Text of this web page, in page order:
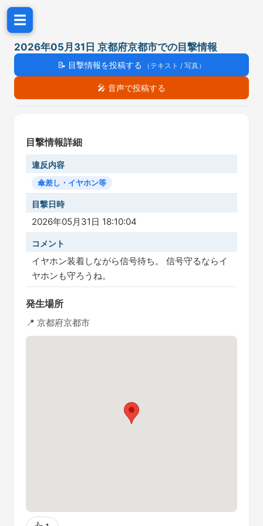
☰
2026年05月31日 京都府京都市での目撃情報
📝 目撃情報を投稿する （テキスト / 写真）
🎤 音声で投稿する
目撃情報詳細
違反内容
傘差し・イヤホン等
目撃日時
2026年05月31日 18:10:04
コメント
イヤホン装着しながら信号待ち。 信号守るならイ
ヤホンも守ろうね。
発生場所
📍 京都府京都市